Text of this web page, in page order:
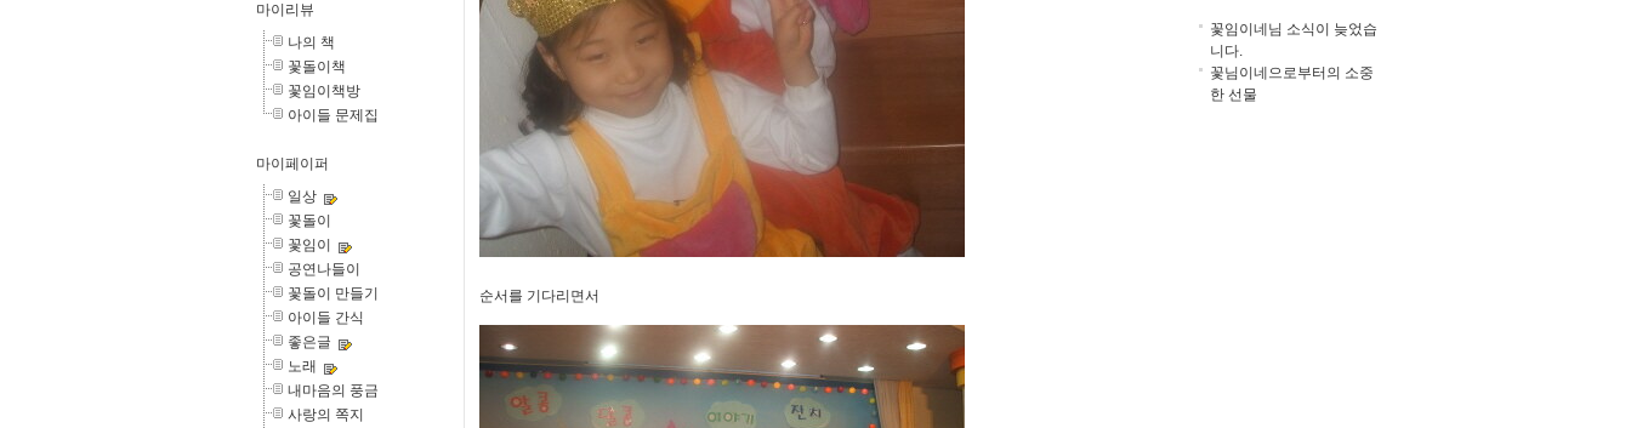
마이리뷰
나의 책
꽃돌이책
꽃임이책방
아이들 문제집
마이페이퍼
일상
꽃돌이
꽃임이
공연나들이
꽃돌이 만들기
아이들 간식
좋은글
노래
내마음의 풍금
사랑의 쪽지
순서를 기다리면서
꽃임이네님 소식이 늦었습
니다.
꽃님이네으로부터의 소중
한 선물